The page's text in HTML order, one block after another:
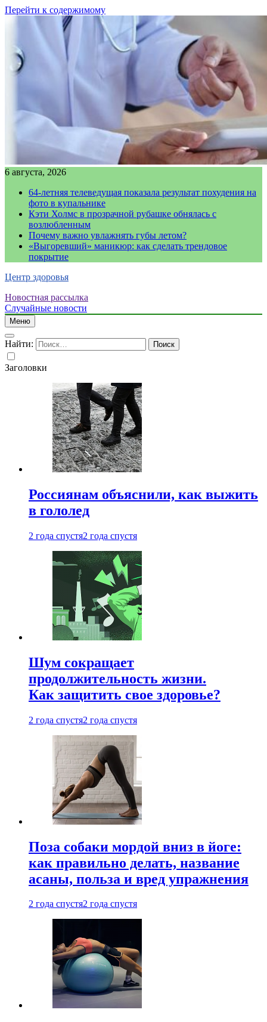
Перейти к содержимому
6 августа, 2026
64-летняя телеведущая показала результат похудения на
фото в купальнике
Кэти Холмс в прозрачной рубашке обнялась с
возлюбленным
Почему важно увлажнять губы летом?
«Выгоревший» маникюр: как сделать трендовое
покрытие
Центр здоровья
Новостная рассылка
Случайные новости
Меню
Найти:
Заголовки
Россиянам объяснили, как выжить
в гололед
2 года спустя2 года спустя
Шум сокращает
продолжительность жизни.
Как защитить свое здоровье?
2 года спустя2 года спустя
Поза собаки мордой вниз в йоге:
как правильно делать, название
асаны, польза и вред упражнения
2 года спустя2 года спустя